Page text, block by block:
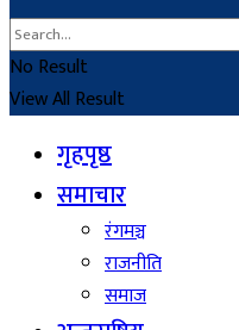
No Result
View All Result
गृहपृष्ठ
समाचार
रंगमञ्च
राजनीति
समाज